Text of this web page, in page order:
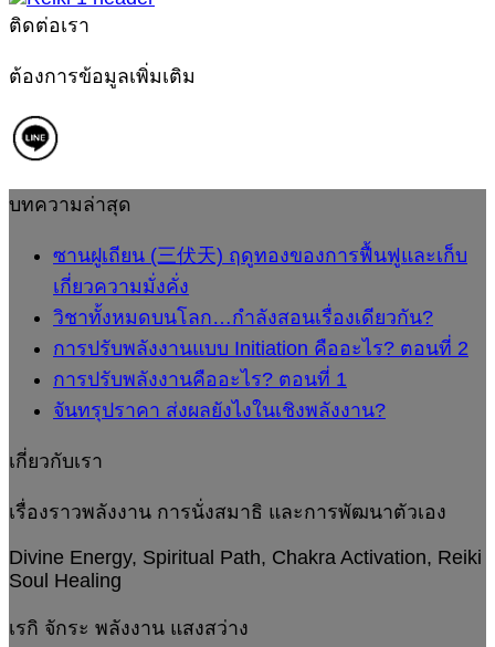
เดียวกัน?
ตอน
ผล
ไง
ติดต่อเรา
ต้องการข้อมูลเพิ่มเติม
บทความล่าสุด
ซานฝูเถียน (三伏天) ฤดูทองของการฟื้นฟูและเก็บ
เกี่ยวความมั่งคั่ง
วิชาทั้งหมดบนโลก…กำลังสอนเรื่องเดียวกัน?
การปรับพลังงานแบบ Initiation คืออะไร? ตอนที่ 2
การปรับพลังงานคืออะไร? ตอนที่ 1
จันทรุปราคา ส่งผลยังไงในเชิงพลังงาน?
เกี่ยวกับเรา
เรื่องราวพลังงาน การนั่งสมาธิ และการพัฒนาตัวเอง
Divine Energy, Spiritual Path, Chakra Activation, Reiki
Soul Healing
เรกิ จักระ พลังงาน แสงสว่าง